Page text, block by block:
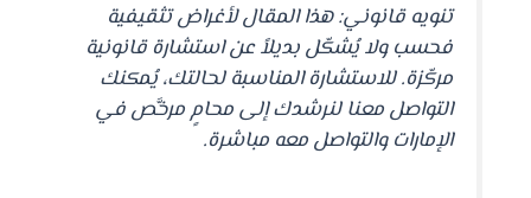
تنويه قانوني: هذا المقال لأغراض تثقيفية
فحسب ولا يُشكّل بديلاً عن استشارة قانونية
مركّزة. للاستشارة المناسبة لحالتك، يُمكنك
التواصل معنا لنرشدك إلى محامٍ مرخَّص في
الإمارات والتواصل معه مباشرة.